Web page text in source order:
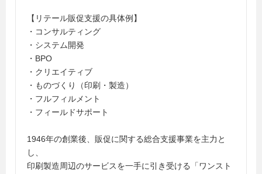
【リテール販促支援の具体例】
・コンサルティング
・システム開発
・BPO
・クリエイティブ
・ものづくり（印刷・製造）
・フルフィルメント
・フィールドサポート
1946年の創業後、販促に関する総合支援事業を主力と
し、
印刷製造周辺のサービスを一手に引き受ける「ワンスト